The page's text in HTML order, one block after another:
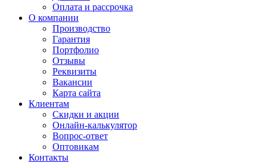
Оплата и рассрочка
О компании
Производство
Гарантия
Портфолио
Отзывы
Реквизиты
Вакансии
Карта сайта
Клиентам
Скидки и акции
Онлайн-калькулятор
Вопрос-ответ
Оптовикам
Контакты